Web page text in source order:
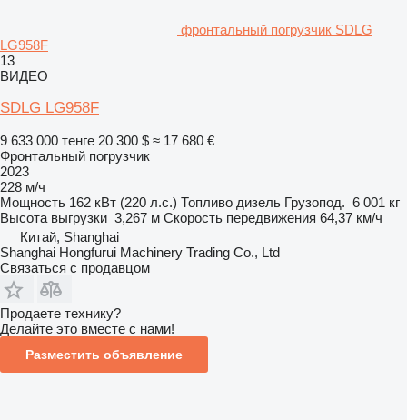
фронтальный погрузчик SDLG
LG958F
13
ВИДЕО
SDLG LG958F
9 633 000 тенге 20 300 $ ≈ 17 680 €
Фронтальный погрузчик
2023
228 м/ч
Мощность 162 кВт (220 л.с.) Топливо дизель Грузопод. 6 001 кг
Высота выгрузки 3,267 м Скорость передвижения 64,37 км/ч
Китай, Shanghai
Shanghai Hongfurui Machinery Trading Co., Ltd
Связаться с продавцом
Продаете технику?
Делайте это вместе с нами!
Разместить объявление